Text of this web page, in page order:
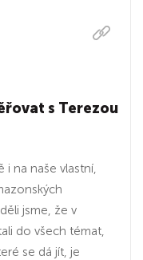
s Terezou
i na naše vlastní,
jsme, že v
do všech témat,
se dá jít, je